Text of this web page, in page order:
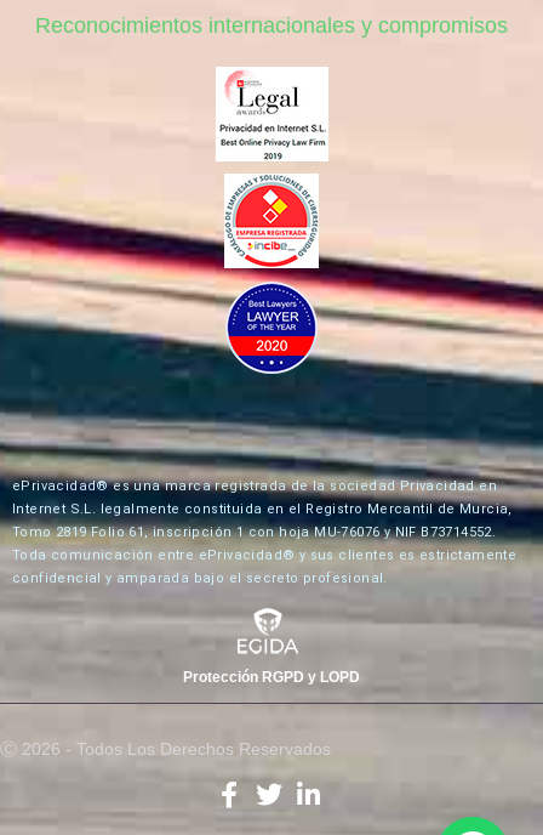
Reconocimientos internacionales y compromisos
ePrivacidad® es una marca registrada de la sociedad Privacidad en
Internet S.L. legalmente constituida en el Registro Mercantil de Murcia,
Tomo 2819 Folio 61, inscripción 1 con hoja MU-76076 y NIF B73714552.
Toda comunicación entre ePrivacidad® y sus clientes es estrictamente
confidencial y amparada bajo el secreto profesional.
Protección RGPD y LOPD
Ⓒ 2026 - Todos Los Derechos Reservados